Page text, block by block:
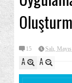
15 Salı,
A A